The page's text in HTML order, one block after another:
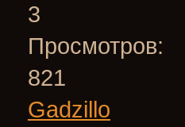
3
Просмотров:
821
Gadzillo